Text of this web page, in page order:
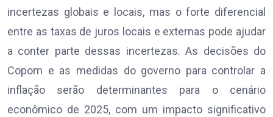
incertezas globais e locais, mas o forte diferencial
entre as taxas de juros locais e externas pode ajudar
a conter parte dessas incertezas. As decisões do
Copom e as medidas do governo para controlar a
inflação serão determinantes para o cenário
econômico de 2025, com um impacto significativo